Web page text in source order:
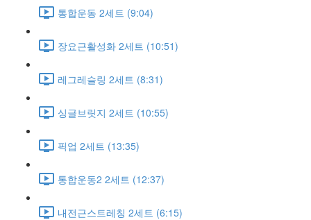
통합운동 2세트 (9:04)
장요근활성화 2세트 (10:51)
레그레슬링 2세트 (8:31)
싱글브릿지 2세트 (10:55)
픽업 2세트 (13:35)
통합운동2 2세트 (12:37)
내전근스트레칭 2세트 (6:15)